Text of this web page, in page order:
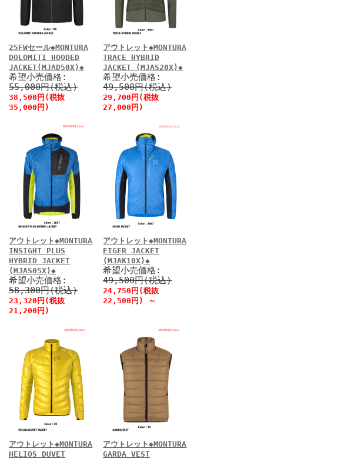
25FWセール◆MONTURA
DOLOMITI HOODED
JACKET(MJAD50X)◆
希望小売価格:
55,000円(税込)
38,500円(税抜
35,000円)
アウトレット◆MONTURA
TRACE HYBRID
JACKET (MJAS20X)◆
希望小売価格:
49,500円(税込)
29,700円(税抜
27,000円)
アウトレット◆MONTURA
INSIGHT PLUS
HYBRID JACKET
(MJAS05X)◆
希望小売価格:
58,300円(税込)
23,320円(税抜
21,200円)
アウトレット◆MONTURA
EIGER JACKET
(MJAK10X)◆
希望小売価格:
49,500円(税込)
24,750円(税抜
22,500円)
～
アウトレット◆MONTURA
HELIOS DUVET
アウトレット◆MONTURA
GARDA VEST